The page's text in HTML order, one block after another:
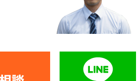
メールでお問い合わせ